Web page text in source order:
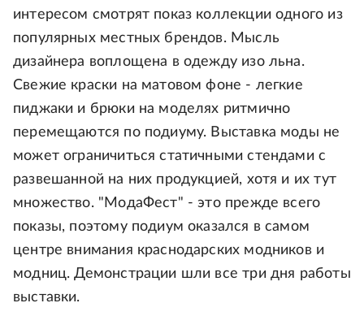
интересом смотрят показ коллекции одного из
популярных местных брендов. Мысль
дизайнера воплощена в одежду изо льна.
Свежие краски на матовом фоне - легкие
пиджаки и брюки на моделях ритмично
перемещаются по подиуму. Выставка моды не
может ограничиться статичными стендами с
развешанной на них продукцией, хотя и их тут
множество. "МодаФест" - это прежде всего
показы, поэтому подиум оказался в самом
центре внимания краснодарских модников и
модниц. Демонстрации шли все три дня работы
выставки.